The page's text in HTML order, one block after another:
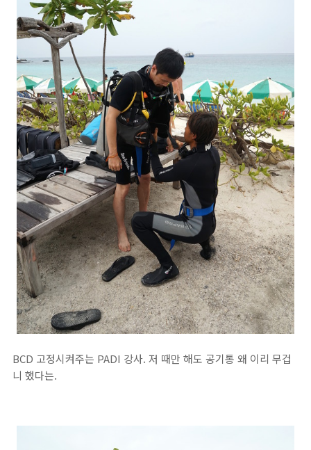
BCD 고정시켜주는 PADI 강사. 저 때만 해도 공기통 왜 이리 무겁
니 했다는.